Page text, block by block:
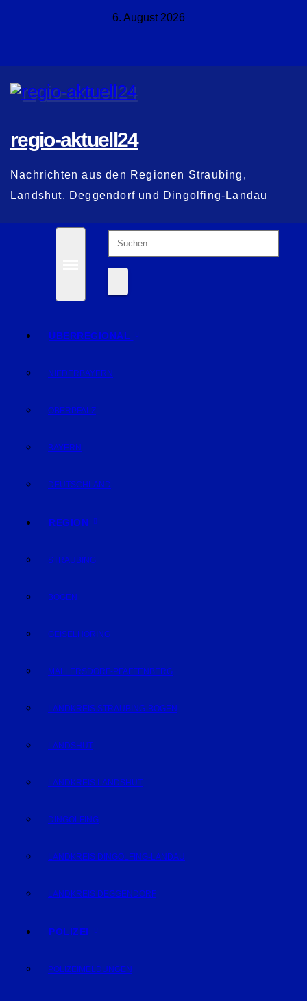
6. August 2026
regio-aktuell24
Nachrichten aus den Regionen Straubing,
Landshut, Deggendorf und Dingolfing-Landau
ÜBERREGIONAL
NIEDERBAYERN
OBERPFALZ
BAYERN
DEUTSCHLAND
REGION
STRAUBING
BOGEN
GEISELHÖRING
MALLERSDORF-PFAFFENBERG
LANDKREIS STRAUBING-BOGEN
LANDSHUT
LANDKREIS LANDSHUT
DINGOLFING
LANDKREIS DINGOLFING-LANDAU
LANDKREIS DEGGENDORF
POLIZEI
POLIZEIMELDUNGEN